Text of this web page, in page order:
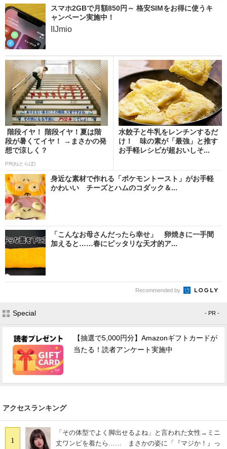
スマホ2GBで月額850円～ 格安SIMをお得に使うキ
ャンペーン実施中！
IIJmio
階段イヤ！ 階段イヤ！夏は階
段が暑くてイヤ！ →まさかの発
想で涼しく？
PR(ねとらぼ)
水餃子と牛乳をレンチンするだ
け！ 味の素が「最強」と推す
お手軽レシピが超おいしそ...
身近な素材で作れる「ポケモントースト」がお手軽
かわいい チーズとハムのコダック＆...
「こんなお母さんだったら幸せ」 卵焼きに一手間
加えると……春にピッタリな天才的ア...
Recommended by
Special - PR -
【抽選で5,000円分】Amazonギフトカードが
当たる！読者アンケート実施中
アクセスランキング
1
「その体型でよく脚出せるよね」と言われた女性→ミニ
丈ワンピを着たら…… まさかの姿に「『マジか！』っ